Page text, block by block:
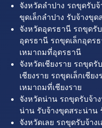
จังหวัดลำปาง รถขุดรับ
ขุดเล็กลำปาง รับจ้างขุ
จังหวัดอุดรธานี รถขุดรั
อุดรธานี รถขุดเล็กอุดร
เหมาถมที่อุดรธานี
จังหวัดเชียงราย รถขุดรั
เชียงราย รถขุดเล็กเชีย
เหมาถมที่เชียงราย
จังหวัดน่าน รถขุดรับจ้า
น่าน รับจ้างขุดสระน่าน
จังหวัดเลย รถขุดรับจ้าง